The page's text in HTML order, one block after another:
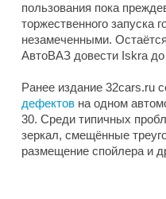
пользования пока
торжественного запуска
незамеченными.
АвтоВАЗ довести Iskra до
Ранее издание 32cars.ru
дефектов на одном
30. Среди типичных
зеркал, смещённые
размещение спойлера и